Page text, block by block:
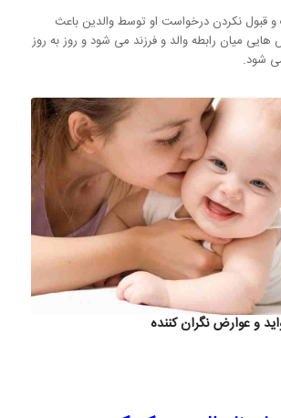
قبول نکردن درخواست او توسط والدین باعث
میان رابطه والد و فرزند می شود و روز به روز
شود.
و عوارض نگران کننده